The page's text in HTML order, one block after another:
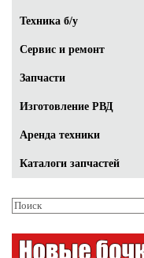
Техника б/у
Сервис и ремонт
Запчасти
Изготовление РВД
Аренда техники
Каталоги запчастей